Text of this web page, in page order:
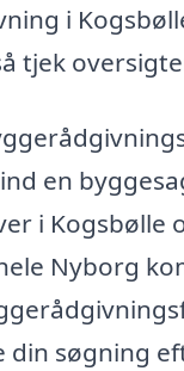
i
tjek
en
i Kogsbølle
Nyborg
din søgning